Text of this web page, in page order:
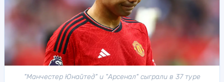
"Манчестер Юнайтед" и "Арсенал" сыграли в 37 туре